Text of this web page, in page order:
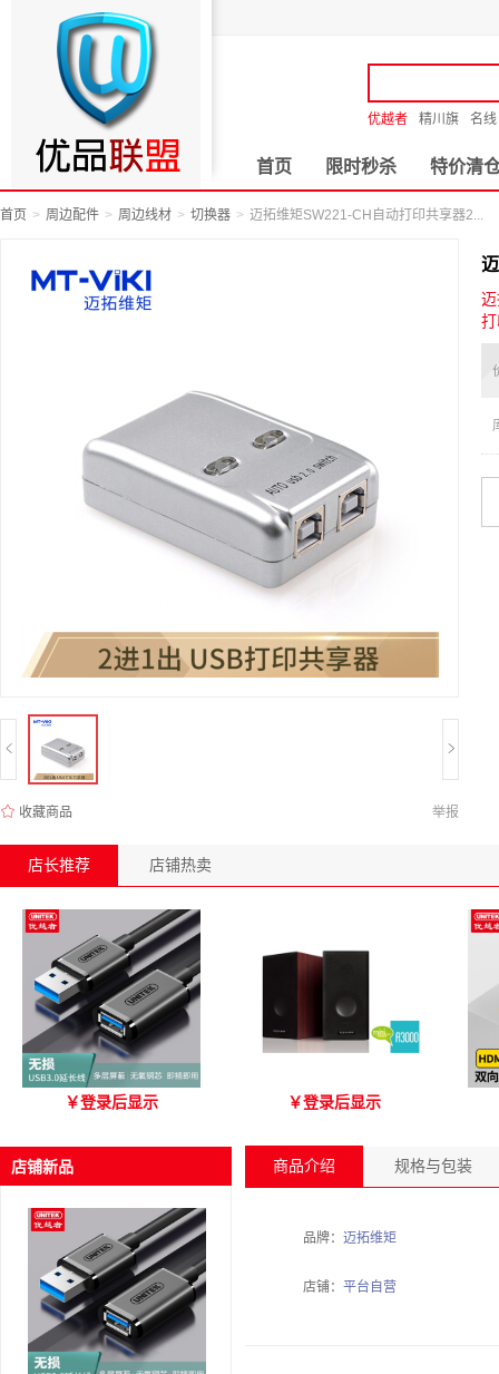
优越者 精川旗 名线
首页 限时秒杀 特价清
首页 周边配件 周边线材 切换器 迈拓维矩SW221-CH自动打印共享器2...
收藏商品 举报
店长推荐 店铺热卖
优越者Y-C479国标无氧铜
￥登录后显示 爱琴海 A3000 木质音箱
￥登录后显示
店铺新品 商品介绍 规格与包装
品牌： 迈拓维矩
店铺： 平台自营